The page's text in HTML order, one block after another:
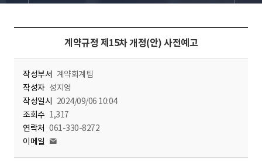
계약규정 제15차 개정(안) 사전예고
작성부서 계약회계팀
작성자 성지영
작성일시 2024/09/06 10:04
조회수 1,317
연락처 061-330-8272
이메일